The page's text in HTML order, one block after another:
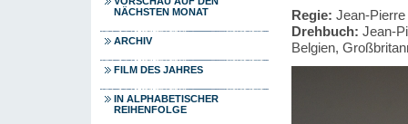
NÄCHSTEN MONAT
ARCHIV
FILM DES JAHRES
IN ALPHABETISCHER
REIHENFOLGE
Regie: Jean-
Drehbuch: Jean-
Belgien,